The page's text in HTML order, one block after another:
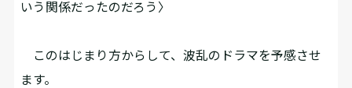
いう関係だったのだろう〉
このはじまり方からして、波乱のドラマを予感させ
ます。